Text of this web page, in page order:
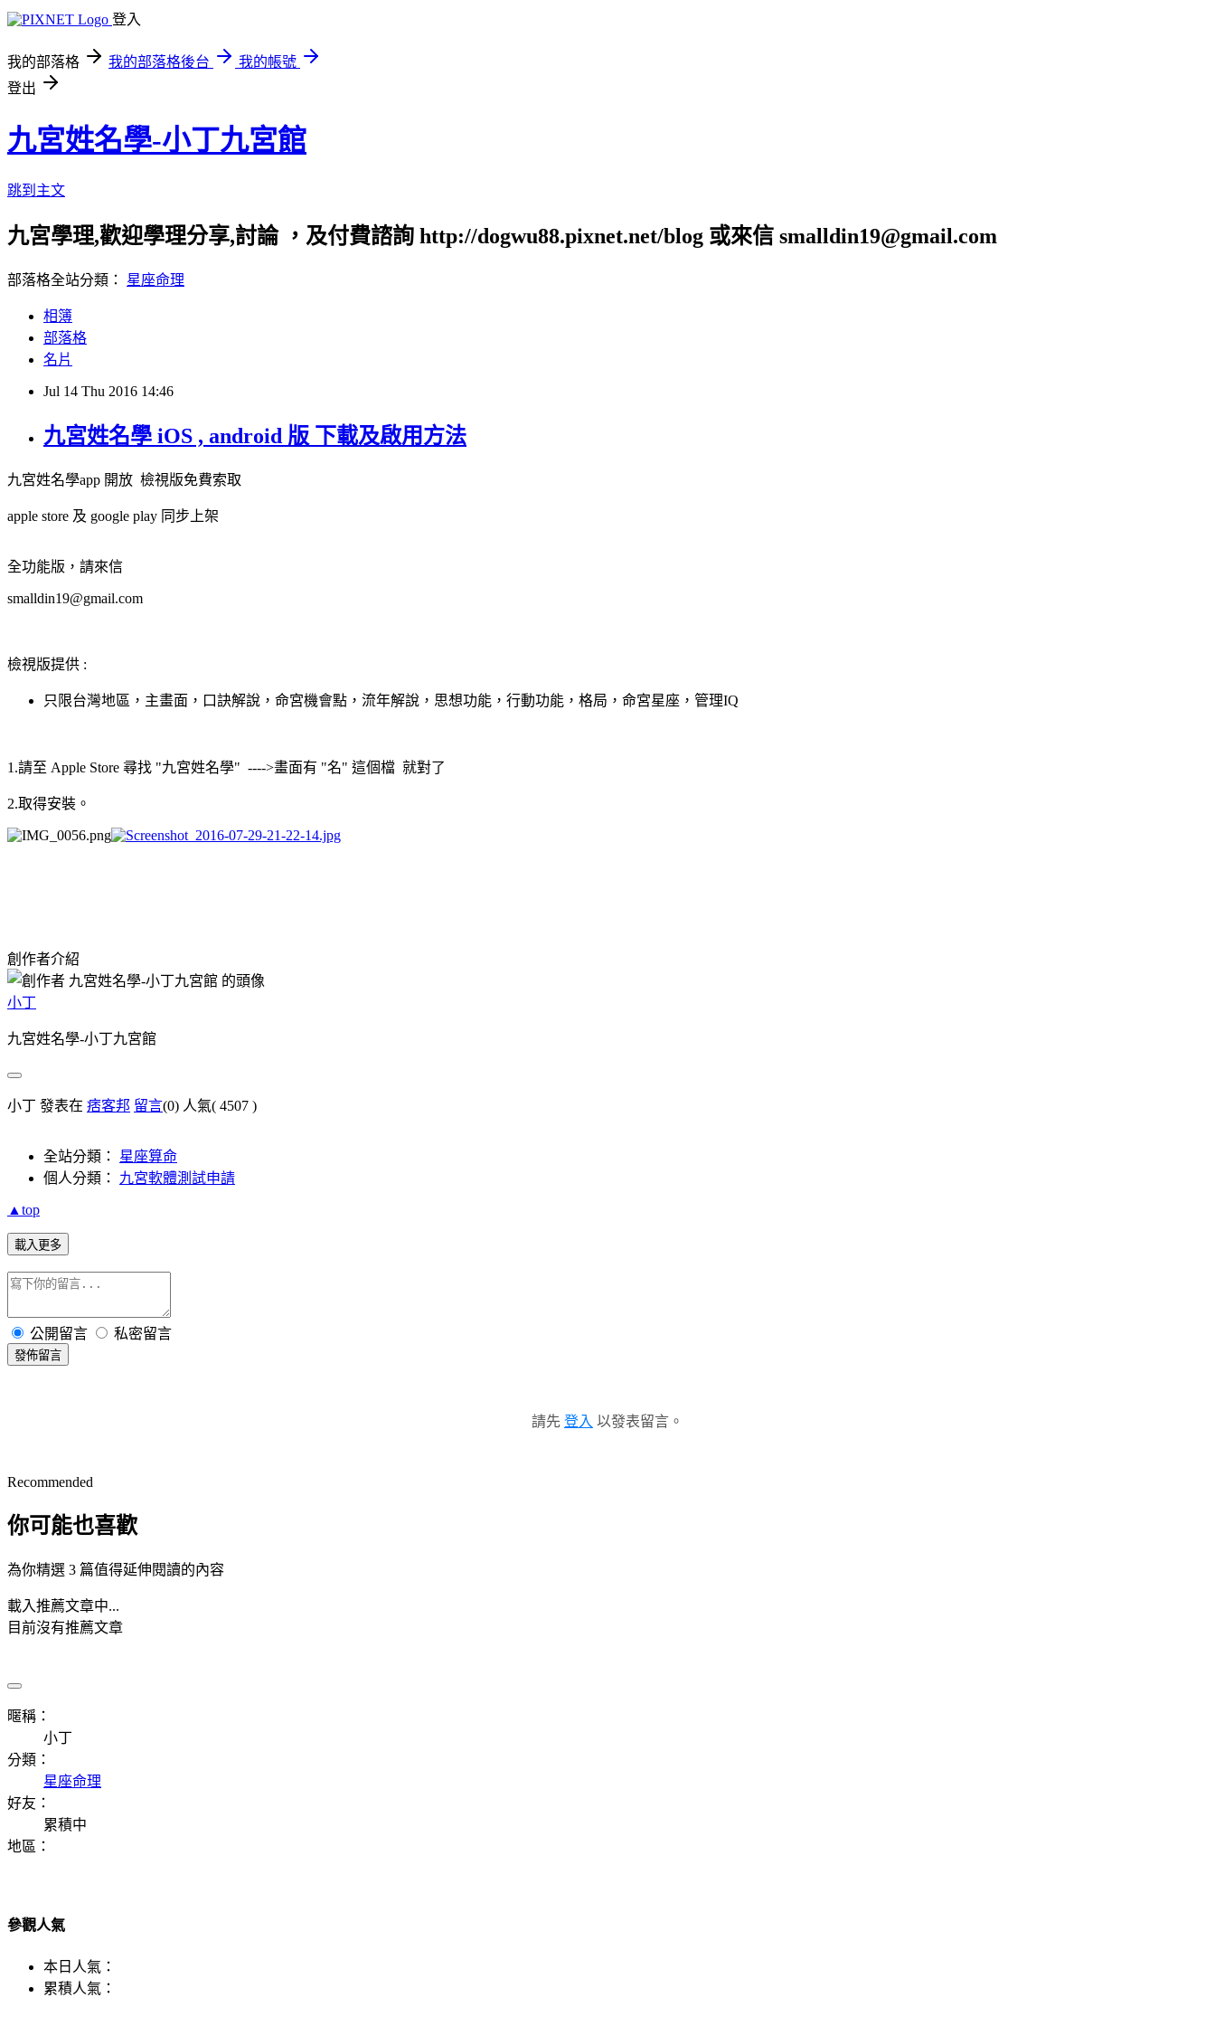
登入
我的部落格 我的部落格後台
我的帳號
登出
九宮姓名學-小丁九宮館
跳到主文
九宮學理,歡迎學理分享,討論 ，及付費諮詢 http://dogwu88.pixnet.net/blog 或來信 smalldin19@gmail.com
部落格全站分類： 星座命理
相簿
部落格
名片
Jul 14 Thu 2016 14:46
九宮姓名學 iOS , android 版 下載及啟用方法
九宮姓名學app 開放 檢視版免費索取
apple store 及 google play 同步上架
全功能版，請來信
smalldin19@gmail.com
檢視版提供 :
只限台灣地區，主畫面，口訣解說，命宮機會點，流年解說，思想功能，行動功能，格局，命宮星座，管理IQ
1.請至 Apple Store 尋找 "九宮姓名學" ---->畫面有 "名" 這個檔 就對了
2.取得安裝。
創作者介紹
小丁
九宮姓名學-小丁九宮館
小丁 發表在 痞客邦 留言(0) 人氣( 4507 )
全站分類： 星座算命
個人分類： 九宮軟體測試申請
▲top
載入更多
公開留言 私密留言
發佈留言
請先 登入 以發表留言。
Recommended
你可能也喜歡
為你精選 3 篇值得延伸閱讀的內容
載入推薦文章中...
目前沒有推薦文章
暱稱：
小丁
分類：
星座命理
好友：
累積中
地區：
參觀人氣
本日人氣：
累積人氣：